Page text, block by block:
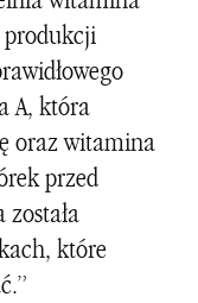
produkcji
A, która
oraz witamina
przed
które